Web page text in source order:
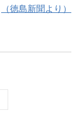
（徳島新聞より）